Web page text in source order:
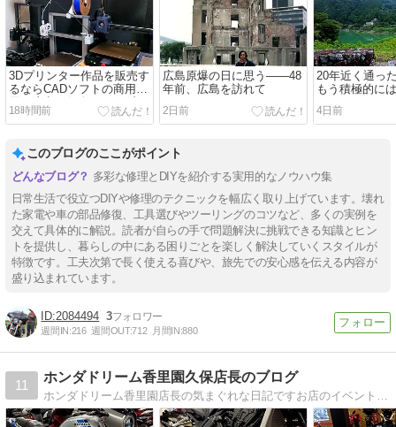
3Dプリンター作品を販売す
るならCADソフトの商用利
用に注意。個人にはサブス
ク料金が高い
18時間前
広島原爆の日に思う――48
年前、広島を訪れて
2日前
20年近く通っ
もう積極的に
4日前
このブログのここがポイント
多彩な修理とDIYを紹介する実用的なノウハウ集
日常生活で役立つDIYや修理のテクニックを幅広く取り上げています。壊れ
た家電や車の部品修復、工具選びやツーリングのコツなど、多くの実例を
交えて具体的に解説。読者が自らの手で問題解決に挑戦できる知識とヒン
トを提供し、暮らしの中にある困りごとを楽しく解決していくスタイルが
特徴です。工夫次第で長く使える喜びや、旅先での安心感を伝える内容が
盛り込まれています。
2084494 3
週間IN:216 週間OUT:712 月間IN:880
11
ホンダドリーム香里園久保店長のブログ
ホンダドリーム香里園店長の気まぐれな日記ですお店のイベント情報、カスタム、その他の日常などご紹介